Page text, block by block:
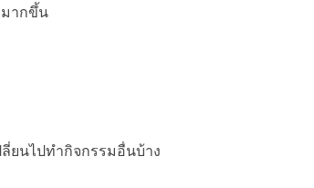
มากขึ้น
ยนไปทำกิจกรรมอื่นบ้าง